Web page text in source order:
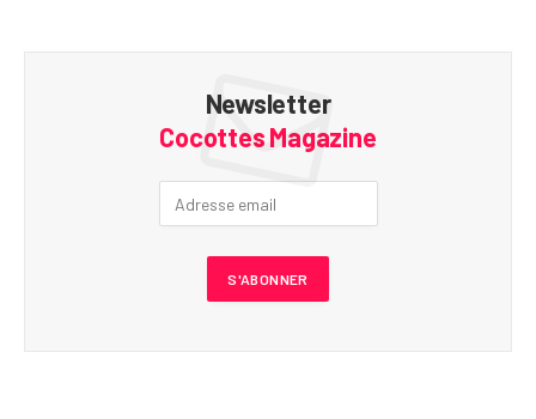
Newsletter
Cocottes Magazine